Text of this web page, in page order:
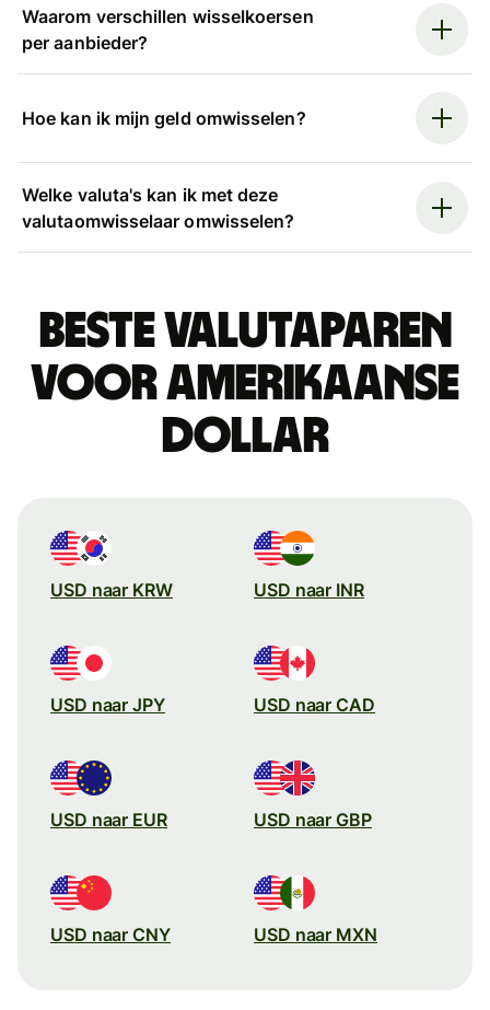
Waarom verschillen wisselkoersen
per aanbieder?
Hoe kan ik mijn geld omwisselen?
Welke valuta's kan ik met deze
valutaomwisselaar omwisselen?
Beste valutaparen
voor Amerikaanse
dollar
USD naar KRW USD naar INR
USD naar JPY USD naar CAD
USD naar EUR USD naar GBP
USD naar CNY USD naar MXN